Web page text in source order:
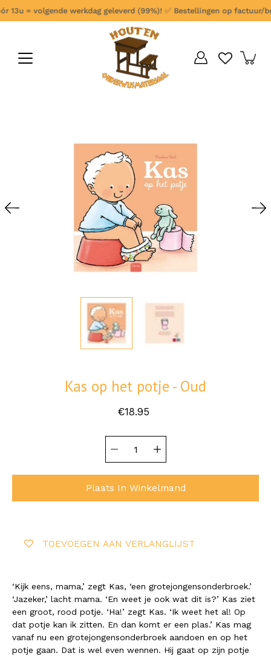
Ga
verder
= volgende werkdag geleverd (99%)!✅Bestellingen op factuur/
Kas op het potje - Oud
€18.95
variant
selector
Plaats In Winkelmand
TOEVOEGEN AAN VERLANGLIJST
‘Kijk eens, mama,’ zegt Kas, ‘een grotejongensonderbroek.’
‘Jazeker,’ lacht mama. ‘En weet je ook wat dit is?’ Kas ziet
een groot, rood potje. ‘Ha!’ zegt Kas. ‘Ik weet het al! Op
dat potje kan ik zitten. En dan komt er een plas.’ Kas mag
vanaf nu een grotejongensonderbroek aandoen en op het
potje gaan. Dat is wel even wennen. Hij gaat op zijn potje